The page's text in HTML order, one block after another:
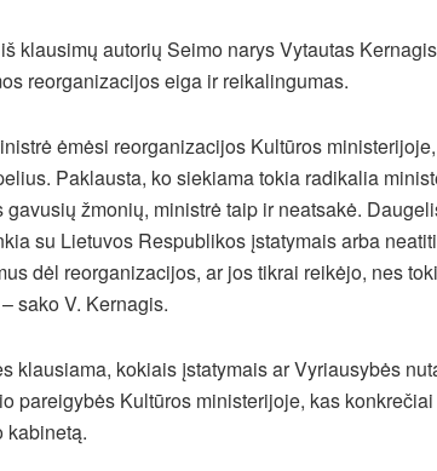
klausimų autorių Seimo narys Vytautas
reorganizacijos eiga ir reikalingumas.
ėmėsi reorganizacijos Kultūros
Paklausta, ko siekiama tokia radikalia
gavusių žmonių, ministrė taip ir neatsakė.
su Lietuvos Respublikos įstatymais arba
dėl reorganizacijos, ar jos tikrai reikėjo, nes
sako V. Kernagis.
klausiama, kokiais įstatymais ar Vyriausybės
pareigybės Kultūros ministerijoje, kas
kabinetą.